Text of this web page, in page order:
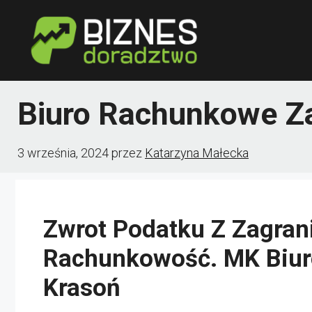
Biuro Rachunkowe
3 września, 2024przez Katarzyna Małecka
Zwrot Podatku Z
Rachunkowość. MK
Krasoń